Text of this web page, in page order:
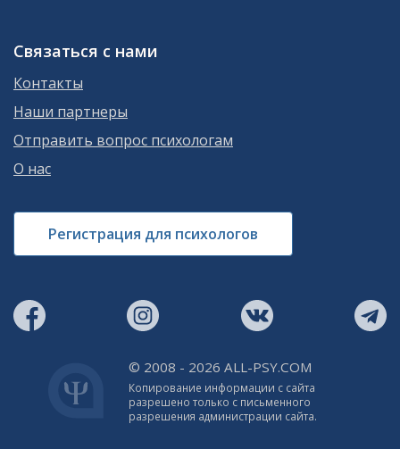
Связаться с нами
Контакты
Наши партнеры
Отправить вопрос психологам
О нас
Регистрация для психологов
© 2008 - 2026 ALL-PSY.COM
Копирование информации с сайта
разрешено только с письменного
разрешения администрации сайта.